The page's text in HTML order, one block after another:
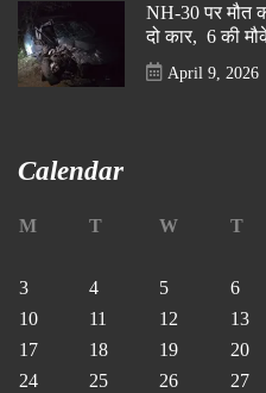
NH-30 पर मौत
दो कार, 6 की
April 9, 2026
Calendar
M T W T
3
4 5 6
10
11 12 13
17
18 19 20
24
25 26 27